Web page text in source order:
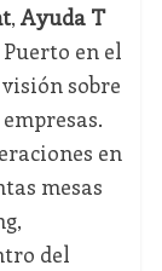
, Ayuda T
en el
sobre
en
mesas
del